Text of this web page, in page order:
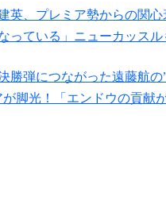
英、プレミア勢からの関
っている」ニューカッス
勝弾につながった遠藤航の
が脚光！「エンドウの貢献